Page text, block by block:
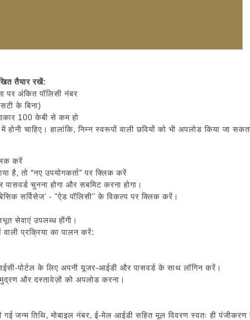
तैयार रखें:
अंकित पॉलिसी नंबर
के बिना)
100 केबी से कम हो
चाहिए। हालांकि, निम्न स्वरूपों वाली छवियों को भी अपलोड किया जा
करें
है, तो “नए उपयोगकर्ता” पर क्लिक करें
चुनना होगा और सबमिट करना होगा।
सर्विसेज' - "ऐड पॉलिसी" के विकल्प पर क्लिक करें।
सेवाएं उपलब्ध होंगी।
प्रक्रिया का पालन करें:
पोर्टल के लिए अपनी यूजर-आईडी और पासवर्ड के साथ लॉगिन करें।
और दस्तावेज़ों को अपलोड करना।
जन्म तिथि, मोबाइल नंबर, ई-मेल आईडी सहित मूल विवरण स्वतः ही पंजीकरण